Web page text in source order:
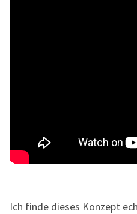
Ich finde dieses Konzept